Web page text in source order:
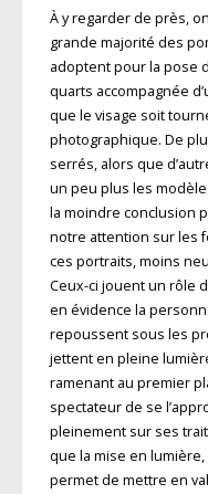
À y regarder de près,
grande majorité des
adoptent pour la pose
quarts accompagnée
que le visage soit
photographique. De
serrés, alors que
un peu plus les
la moindre conclusion
notre attention sur les
ces portraits, moins
Ceux-ci jouent un rôle
en évidence la
repoussent sous les
jettent en pleine
ramenant au premier
spectateur de se
pleinement sur ses
que la mise en
permet de mettre en